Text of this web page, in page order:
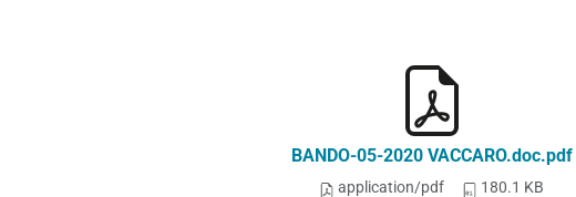
BANDO-05-2020 VACCARO.doc.pdf
application/pdf 180.1 KB